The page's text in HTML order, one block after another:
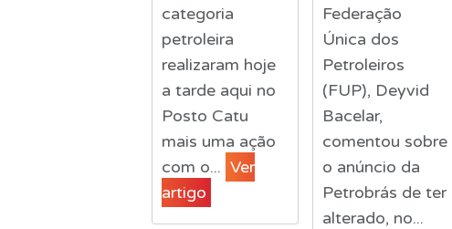
categoria
petroleira
realizaram hoje
a tarde aqui no
Posto Catu
mais uma ação
com o... Ver
artigo
Federação
Única dos
Petroleiros
(FUP), Deyvid
Bacelar,
comentou sobre
o anúncio da
Petrobrás de ter
alterado, no...